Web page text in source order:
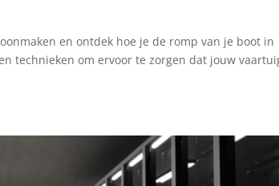
en ontdek hoe je de romp van je boot in
technieken​ om ervoor te zorgen ‌dat jouw